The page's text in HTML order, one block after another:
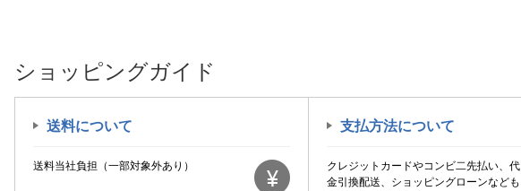
ショッピングガイド
送料について
送料当社負担（一部対象外あり）
支払方法について
クレジットカードやコンビ二先払い、代
金引換配送、ショッピングローンなども